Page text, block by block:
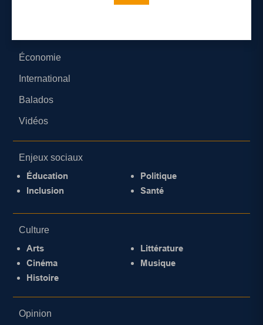
Économie
International
Balados
Vidéos
Enjeux sociaux
Éducation
Inclusion
Politique
Santé
Culture
Arts
Cinéma
Histoire
Littérature
Musique
Opinion